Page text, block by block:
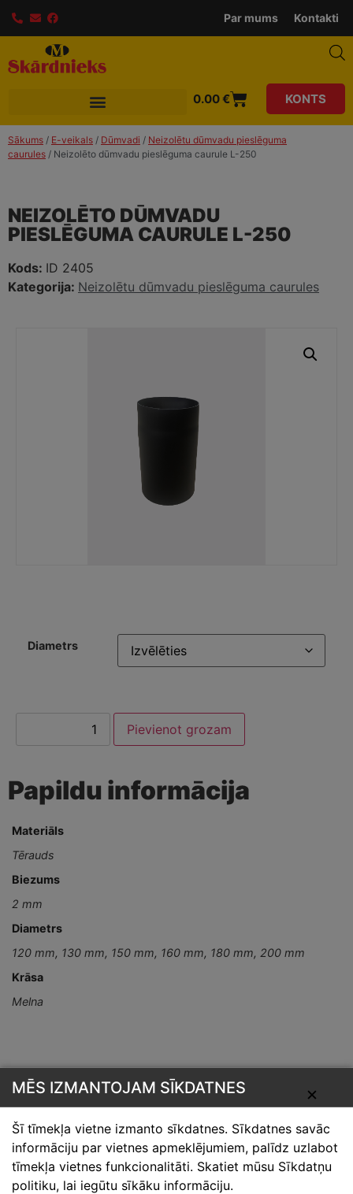
Par mums Kontakti
0.00€ KONTS
Sākums / E-veikals / Dūmvadi / Neizolētu dūmvadu pieslēguma
caurules / Neizolēto dūmvadu pieslēguma caurule L-250
NEIZOLĒTO DŪMVADU
PIESLĒGUMA CAURULE L-250
Kods: ID 2405
Kategorija: Neizolētu dūmvadu pieslēguma caurules
Diametrs
Pievienot grozam
Papildu informācija
Materiāls
Tērauds
Biezums
2 mm
Diametrs
120 mm, 130 mm, 150 mm, 160 mm, 180 mm, 200 mm
Krāsa
Melna
Skārdnieks M
Ofiss, ražošana, noliktava.
✕
MĒS IZMANTOJAM SĪKDATNES
Šī tīmekļa vietne izmanto sīkdatnes. Sīkdatnes savāc
informāciju par vietnes apmeklējumiem, palīdz uzlabot
tīmekļa vietnes funkcionalitāti. Skatiet mūsu Sīkdatņu
politiku, lai iegūtu sīkāku informāciju.